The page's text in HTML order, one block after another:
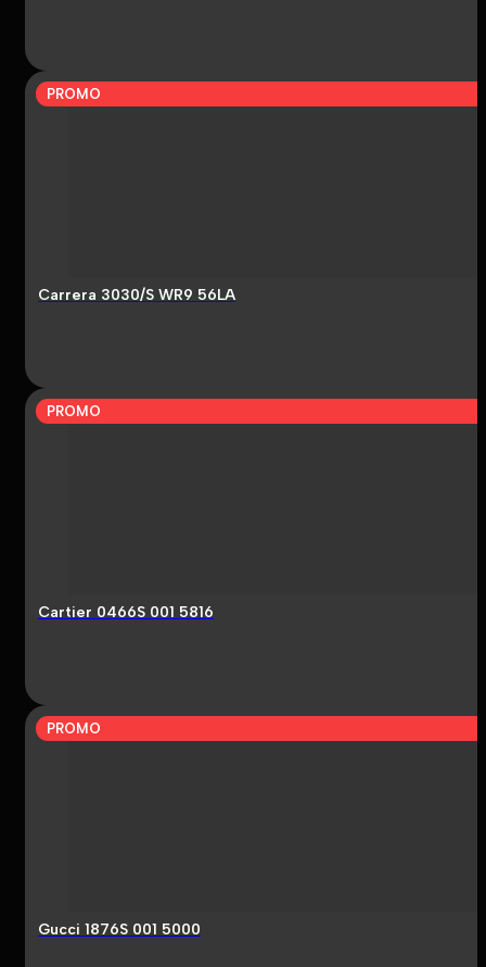
PROMO
Carrera 3030/S WR9 56LA
PROMO
Cartier 0466S 001 5816
PROMO
Gucci 1876S 001 5000